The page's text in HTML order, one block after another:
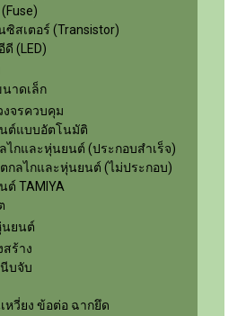
ซิสเตอร์ (Transistor)
ดี (LED)
าดเล็ก
งจรควบคุม
ต์แบบอัตโนมัติ
ไกและหุ่นยนต์ (ประกอบสำเร็จ)
กลไกและหุ่นยนต์ (ไม่ประกอบ)
ต์ TAMIYA
ยนต์
สร้าง
บจับ
หวี่ยง ข้อต่อ ฉากยึด